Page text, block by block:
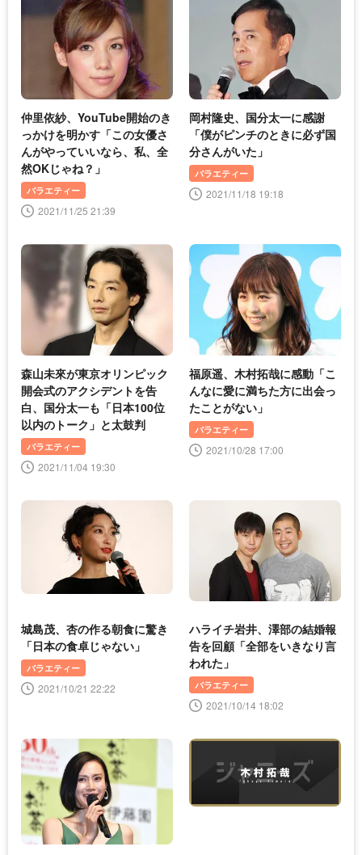
仲里依紗、YouTube開始のき
っかけを明かす「この女優さ
んがやっていいなら、私、全
然OKじゃね？」
バラエティー
2021/11/25 21:39
岡村隆史、国分太一に感謝
「僕がピンチのときに必ず国
分さんがいた」
バラエティー
2021/11/18 19:18
森山未來が東京オリンピック
開会式のアクシデントを告
白、国分太一も「日本100位
以内のトーク」と太鼓判
バラエティー
2021/11/04 19:30
福原遥、木村拓哉に感動「こ
んなに愛に満ちた方に出会っ
たことがない」
バラエティー
2021/10/28 17:00
城島茂、杏の作る朝食に驚き
「日本の食卓じゃない」
バラエティー
2021/10/21 22:22
ハライチ岩井、澤部の結婚報
告を回顧「全部をいきなり言
われた」
バラエティー
2021/10/14 18:02